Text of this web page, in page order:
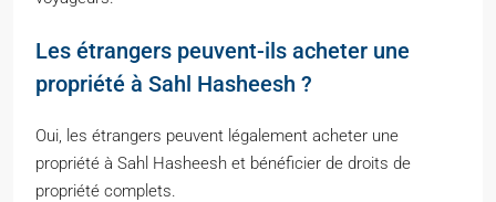
Les étrangers peuvent-ils acheter une
propriété à Sahl Hasheesh ?
Oui, les étrangers peuvent légalement acheter une
propriété à Sahl Hasheesh et bénéficier de droits de
propriété complets.